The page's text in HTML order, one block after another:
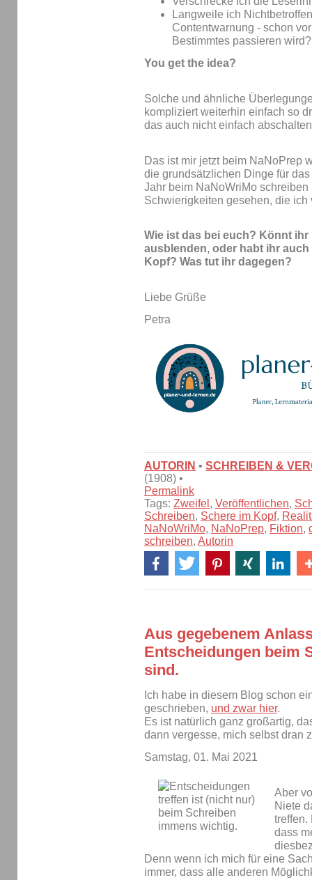
Langweile ich
Contentwarnung - schon
Bestimmtes passieren wird?
You get the idea?
Solche und ähnliche
kompliziert weiterhin einfach so
das auch nicht einfach
Das ist mir jetzt beim NaNoPrep
die grundsätzlichen Dinge für
Jahr beim NaNoWriMo
Schwierigkeiten gesehen, die ich
Wie ist das bei euch? Könnt
ausblenden, oder habt ihr
Kopf? Was tut ihr dagegen?
Liebe Grüße
Petra
AUTORIN • SCHREIBEN &
(1908) •
Permalink
Tags: Zweifel , Veröffentlichen,
Schreiben, Schere im Kopf,
NaNoWriMo, NaNoPrep, Fiktion,
schreiben, Autorin
Aus gegebenem
Entscheidungen beim
sind.
Ich habe in diesem Blog schon
geschrieben, und zwar hier.
Es ist natürlich ganz großartig,
dann vergesse, mich selbst dran
Samstag, 01. Mai 2021
Aber
Niete
treffen.
dass
Denn wenn ich mich für eine
immer, dass alle anderen